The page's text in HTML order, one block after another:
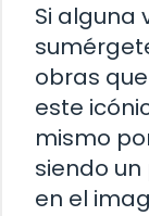
Si alguna
obras
este
mismo
siendo
en el